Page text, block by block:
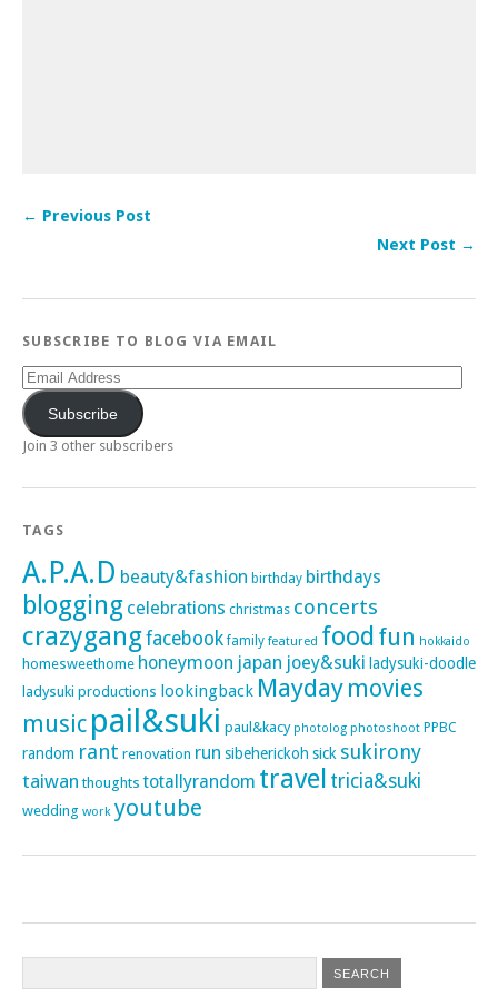
← Previous Post
Next Post →
SUBSCRIBE TO BLOG VIA EMAIL
Email
Address
Subscribe
Join 3 other subscribers
TAGS
A.P.A.D beauty&fashion birthday birthdays
blogging celebrations christmas concerts
crazygangfacebook family featured food fun hokkaido
homesweethome honeymoon japan joey&suki ladysuki-doodle
ladysuki productions lookingback Mayday movies
music pail&suki paul&kacy photolog photoshoot PPBC
random rant renovation run sibeherickoh sick sukirony
taiwan thoughts totallyrandom travel tricia&suki
wedding work youtube